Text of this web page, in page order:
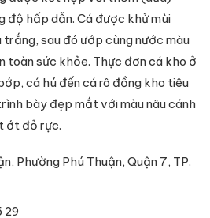
hấp dẫn. Cá được khử mùi
sau đó ướp cùng nước màu
toàn sức khỏe. Thực đơn cá kho ở
cá hú đến cá rô đồng kho tiêu
bày đẹp mắt với màu nâu cánh
ớt đỏ rực.
Phường Phú Thuận, Quận 7, TP.
29